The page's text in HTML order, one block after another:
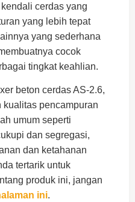
cerdas yang
yang lebih tepat
yang sederhana
cocok
tingkat keahlian.
beton cerdas AS-2.6,
pencampuran
umum seperti
dan segregasi,
dan ketahanan
tertarik untuk
produk ini, jangan
ini.